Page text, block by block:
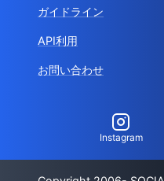
ガイドライン
API利用
お問い合わせ
Instagram